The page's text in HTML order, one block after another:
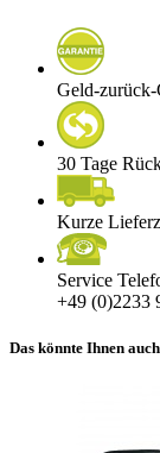
Geld-zurück-
30 Tage
Kurze
Service
+49 (0)2233
Das könnte Ihnen